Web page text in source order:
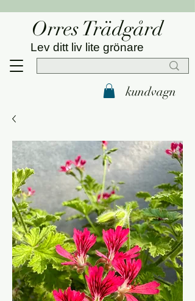
Orres Trädgård
Lev ditt liv lite grönare
kundvagn